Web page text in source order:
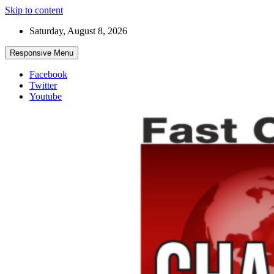
Skip to content
Saturday, August 8, 2026
Responsive Menu
Facebook
Twitter
Youtube